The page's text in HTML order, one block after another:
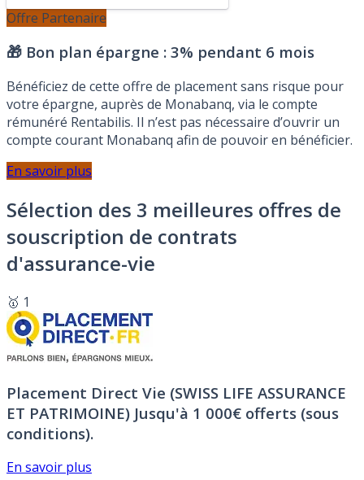
Offre Partenaire
🎁 Bon plan épargne : 3% pendant 6 mois
Bénéficiez de cette offre de placement sans risque pour
votre épargne, auprès de Monabanq, via le compte
rémunéré Rentabilis. Il n’est pas nécessaire d’ouvrir un
compte courant Monabanq afin de pouvoir en bénéficier.
En savoir plus
Sélection des 3 meilleures offres de
souscription de contrats
d'assurance-vie
🥇 1
Placement Direct Vie (SWISS LIFE ASSURANCE
ET PATRIMOINE) Jusqu'à 1 000€ offerts (sous
conditions).
En savoir plus